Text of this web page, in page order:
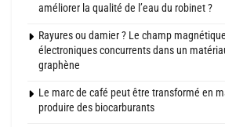
améliorer la qualité de l’eau du robinet ?
Rayures ou damier ? Le champ
électroniques concurrents dans un
graphène
Le marc de café peut être transformé en
produire des biocarburants